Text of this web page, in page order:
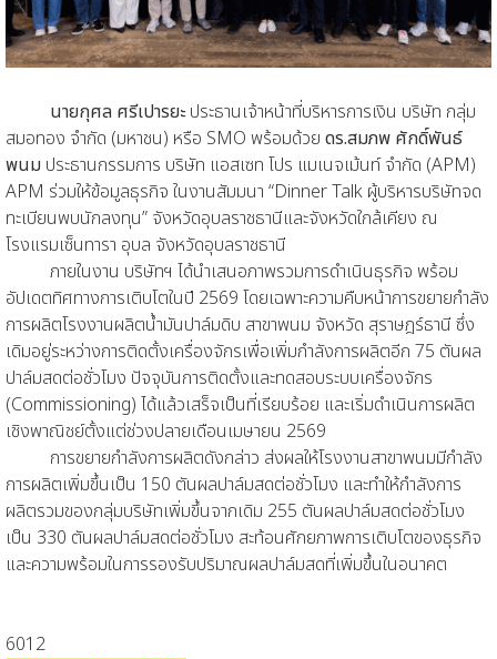
นายกุศล ศรีเปารยะประธานเจ้าหน้าที่บริหารการเงิน บริษัท กลุ่ม
สมอทอง จำกัด (มหาชน) หรือ SMO พร้อมด้วย ดร.สมภพ ศักดิ์พันธ์
พนม ประธานกรรมการ บริษัท แอสเซท โปร แมเนจเม้นท์ จำกัด (APM)
APM ร่วมให้ข้อมูลธุรกิจ ในงานสัมมนา “Dinner Talk ผู้บริหารบริษัทจด
ทะเบียนพบนักลงทุน” จังหวัดอุบลราชธานีและจังหวัดใกล้เคียง ณ
โรงแรมเซ็นทารา อุบล จังหวัดอุบลราชธานี
ภายในงาน บริษัทฯ ได้นำเสนอภาพรวมการดำเนินธุรกิจ พร้อม
อัปเดตทิศทางการเติบโตในปี 2569 โดยเฉพาะความคืบหน้าการขยายกำลัง
การผลิตโรงงานผลิตน้ำมันปาล์มดิบ สาขาพนม จังหวัด สุราษฎร์ธานี ซึ่ง
เดิมอยู่ระหว่างการติดตั้งเครื่องจักรเพื่อเพิ่มกำลังการผลิตอีก 75 ตันผล
ปาล์มสดต่อชั่วโมง ปัจจุบันการติดตั้งและทดสอบระบบเครื่องจักร
(Commissioning) ได้แล้วเสร็จเป็นที่เรียบร้อย และเริ่มดำเนินการผลิต
เชิงพาณิชย์ตั้งแต่ช่วงปลายเดือนเมษายน 2569
การขยายกำลังการผลิตดังกล่าว ส่งผลให้โรงงานสาขาพนมมีกำลัง
การผลิตเพิ่มขึ้นเป็น 150 ตันผลปาล์มสดต่อชั่วโมง และทำให้กำลังการ
ผลิตรวมของกลุ่มบริษัทเพิ่มขึ้นจากเดิม 255 ตันผลปาล์มสดต่อชั่วโมง
เป็น 330 ตันผลปาล์มสดต่อชั่วโมง สะท้อนศักยภาพการเติบโตของธุรกิจ
และความพร้อมในการรองรับปริมาณผลปาล์มสดที่เพิ่มขึ้นในอนาคต
6012